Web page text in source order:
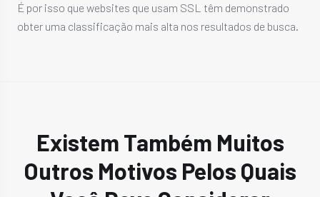
É por isso que websites que usam SSL têm demonstrado
obter uma classificação mais alta nos resultados de busca.
Existem Também Muitos
Outros Motivos Pelos Quais